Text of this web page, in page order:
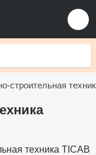
строительная
техника TICAB